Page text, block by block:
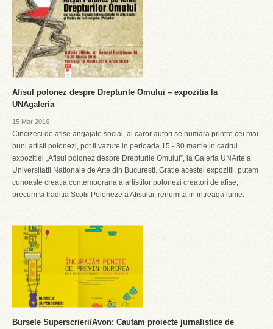
Afisul polonez despre Drepturile Omului – expozitia la
UNAgaleria
15 Mar 2016
Cincizeci de afise angajate social, ai caror autori se numara printre cei mai
buni artisti polonezi, pot fi vazute in perioada 15 - 30 martie in cadrul
expozitiei „Afisul polonez despre Drepturile Omului”, la Galeria UNArte a
Universitatii Nationale de Arte din Bucuresti. Gratie acestei expozitii, putem
cunoaste creatia contemporana a artistilor polonezi creatori de afise,
precum si traditia Scolii Poloneze a Afisului, renumita in intreaga lume.
Bursele Superscrieri/Avon: Cautam proiecte jurnalistice de